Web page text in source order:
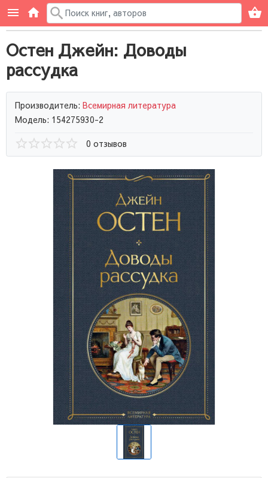
Остен Джейн: Доводы
рассудка
Производитель: Всемирная литература
Модель: 154275930-2
0 отзывов